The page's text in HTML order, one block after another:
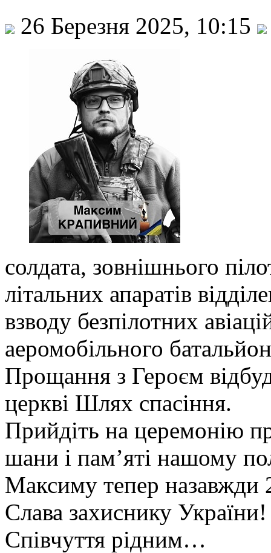
26 Березня 2025, 10:15
солдата, зовнішнього
літальних апаратів
взводу безпілотних
аеромобільного
Прощання з Героєм
церкві Шлях спасіння.
Прийдіть на церемонію
шани і пам’яті нашому
Максиму тепер
Слава захиснику
Співчуття рідним…